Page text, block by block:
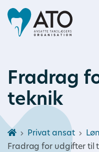
Fradrag
teknik
Privat ansat
Løn
Fradrag for udgifter til